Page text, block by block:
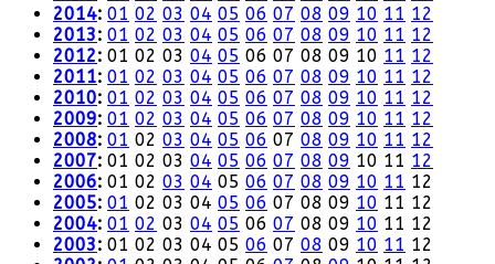
2014: 01 02 03 04 05 06 07 08 09 10 11 12
2013: 01 02 03 04 05 06 07 08 09 10 11 12
2012: 01 02 03 04 05 06 07 08 09 10 11 12
2011: 01 02 03 04 05 06 07 08 09 10 11 12
2010: 01 02 03 04 05 06 07 08 09 10 11 12
2009: 01 02 03 04 05 06 07 08 09 10 11 12
2008: 01 02 03 04 05 06 07 08 09 10 11 12
2007: 01 02 03 04 05 06 07 08 09 10 11 12
2006: 01 02 03 04 05 06 07 08 09 10 11 12
2005: 01 02 03 04 05 06 07 08 09 10 11 12
2004: 01 02 03 04 05 06 07 08 09 10 11 12
2003: 01 02 03 04 05 06 07 08 09 10 11 12